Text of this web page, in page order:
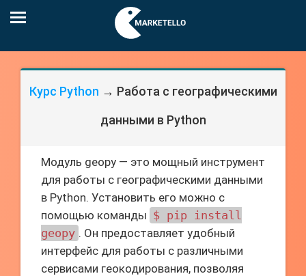
Курс Python → Работа с географическими
данными в Python
Модуль geopy — это мощный инструмент
для работы с географическими данными
в Python. Установить его можно с
помощью команды $ pip install
geopy . Он предоставляет удобный
интерфейс для работы с различными
сервисами геокодирования, позволяя